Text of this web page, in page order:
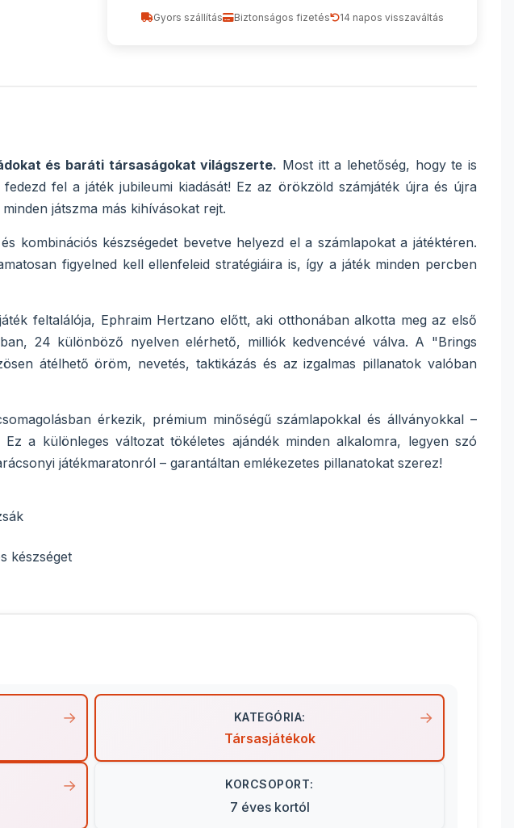
Gyors szállítás Biztonságos fizetés 14 napos visszaváltás
és baráti társaságokat világszerte. Most itt a lehetőség, hogy te is
fel a játék jubileumi kiadását! Ez az örökzöld számjáték újra és újra
játszma más kihívásokat rejt.
kombinációs készségedet bevetve helyezd el a számlapokat a játéktéren.
figyelned kell ellenfeleid stratégiáira is, így a játék minden percben
feltalálója, Ephraim Hertzano előtt, aki otthonában alkotta meg az első
24 különböző nyelven elérhető, milliók kedvencévé válva. A "Brings
átélhető öröm, nevetés, taktikázás és az izgalmas pillanatok valóban
érkezik, prémium minőségű számlapokkal és állványokkal –
a különleges változat tökéletes ajándék minden alkalomra, legyen szó
játékmaratonról – garantáltan emlékezetes pillanatokat szerez!
készséget
KATEGÓRIA:
Társasjátékok
KORCSOPORT:
7 éves kortól